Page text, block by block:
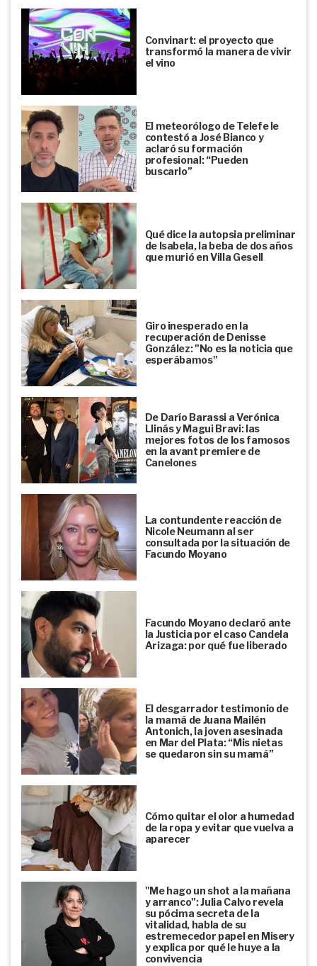
Convinart: el proyecto que
transformó la manera de vivir
el vino
El meteorólogo de Telefe le
contestó a José Bianco y
aclaró su formación
profesional: “Pueden
buscarlo”
Qué dice la autopsia preliminar
de Isabela, la beba de dos años
que murió en Villa Gesell
Giro inesperado en la
recuperación de Denisse
González: "No es la noticia que
esperábamos"
De Darío Barassi a Verónica
Llinás y Magui Bravi: las
mejores fotos de los famosos
en la avant premiere de
Canelones
La contundente reacción de
Nicole Neumann al ser
consultada por la situación de
Facundo Moyano
Facundo Moyano declaró ante
la Justicia por el caso Candela
Arizaga: por qué fue liberado
El desgarrador testimonio de
la mamá de Juana Mailén
Antonich, la joven asesinada
en Mar del Plata: “Mis nietas
se quedaron sin su mamá”
Cómo quitar el olor a humedad
de la ropa y evitar que vuelva a
aparecer
"Me hago un shot a la mañana
y arranco": Julia Calvo revela
su pócima secreta de la
vitalidad, habla de su
estremecedor papel en Misery
y explica por qué le huye a la
convivencia